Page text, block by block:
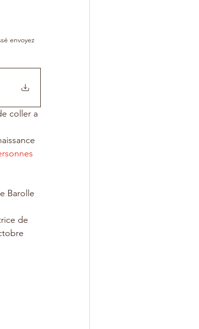
envoyez
coller a
Barolle